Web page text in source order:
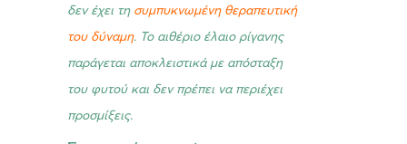
δεν έχει τη συμπυκνωμένη θεραπευτική
του δύναμη. Το αιθέριο έλαιο ρίγανης
παράγεται αποκλειστικά με απόσταξη
του φυτού και δεν πρέπει να περιέχει
προσμίξεις.